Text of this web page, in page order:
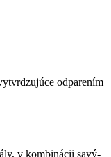
odparením
v kombinácii savý-